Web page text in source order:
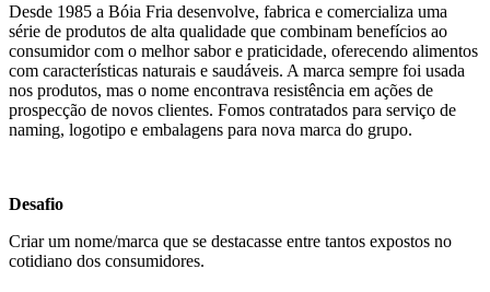
Desde 1985 a Bóia Fria desenvolve, fabrica e comercializa uma
série de produtos de alta qualidade que combinam benefícios ao
consumidor com o melhor sabor e praticidade, oferecendo alimentos
com características naturais e saudáveis. A marca sempre foi usada
nos produtos, mas o nome encontrava resistência em ações de
prospecção de novos clientes. Fomos contratados para serviço de
naming, logotipo e embalagens para nova marca do grupo.
Desafio
Criar um nome/marca que se destacasse entre tantos expostos no
cotidiano dos consumidores.